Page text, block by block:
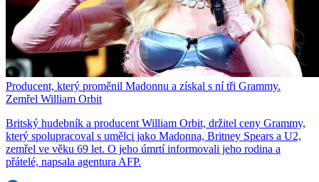
Producent, který proměnil Madonnu a získal s ní tři Grammy.
Zemřel William Orbit
Britský hudebník a producent William Orbit, držitel ceny Grammy,
který spolupracoval s umělci jako Madonna, Britney Spears a U2,
zemřel ve věku 69 let. O jeho úmrtí informovali jeho rodina a
přátelé, napsala agentura AFP.